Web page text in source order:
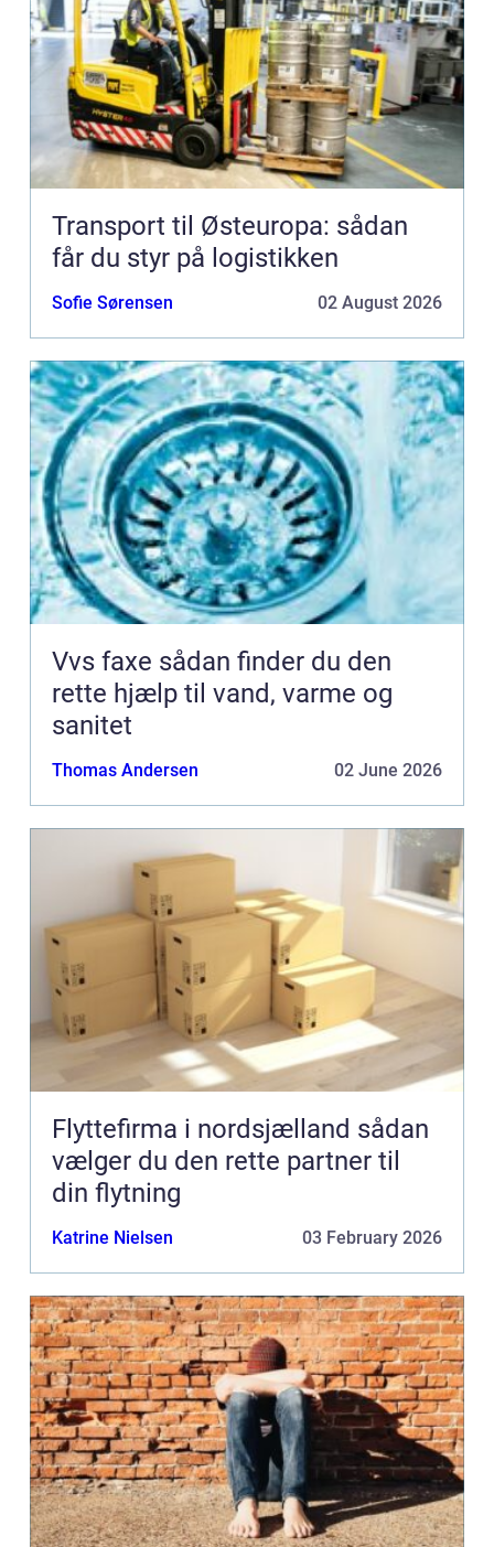
Transport til Østeuropa: sådan
får du styr på logistikken
Sofie Sørensen 02 August 2026
Vvs faxe sådan finder du den
rette hjælp til vand, varme og
sanitet
Thomas Andersen 02 June 2026
Flyttefirma i nordsjælland sådan
vælger du den rette partner til
din flytning
Katrine Nielsen 03 February 2026